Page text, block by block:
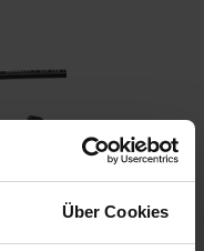
Über Cookies